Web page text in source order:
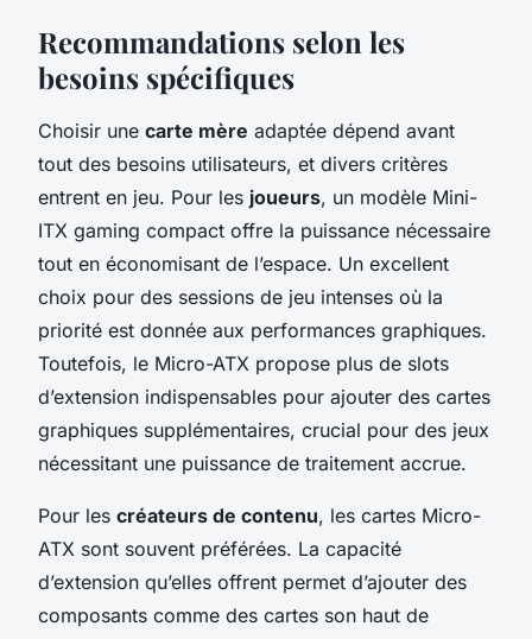
Recommandations selon les
besoins spécifiques
Choisir une carte mère adaptée dépend avant
tout des besoins utilisateurs, et divers critères
entrent en jeu. Pour les joueurs, un modèle Mini-
ITX gaming compact offre la puissance nécessaire
tout en économisant de l’espace. Un excellent
choix pour des sessions de jeu intenses où la
priorité est donnée aux performances graphiques.
Toutefois, le Micro-ATX propose plus de slots
d’extension indispensables pour ajouter des cartes
graphiques supplémentaires, crucial pour des jeux
nécessitant une puissance de traitement accrue.
Pour les créateurs de contenu, les cartes Micro-
ATX sont souvent préférées. La capacité
d’extension qu’elles offrent permet d’ajouter des
composants comme des cartes son haut de